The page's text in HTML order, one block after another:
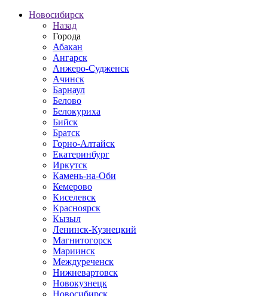
Новосибирск
Назад
Города
Абакан
Ангарск
Анжеро-Судженск
Ачинск
Барнаул
Белово
Белокуриха
Бийск
Братск
Горно-Алтайск
Екатеринбург
Иркутск
Камень-на-Оби
Кемерово
Киселевск
Красноярск
Кызыл
Ленинск-Кузнецкий
Магнитогорск
Мариинск
Междуреченск
Нижневартовск
Новокузнецк
Новосибирск